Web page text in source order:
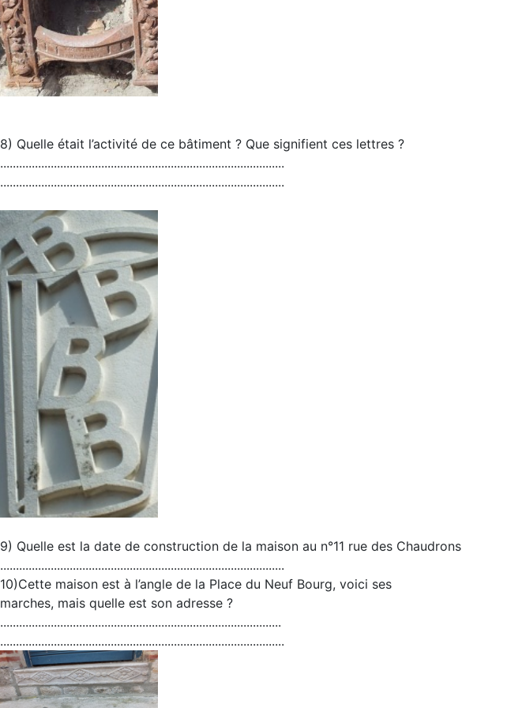
8) Quelle était l’activité de ce bâtiment ? Que signifient ces lettres ?
..........................................................................................
..........................................................................................
9) Quelle est la date de construction de la maison au n°11 rue des Chaudrons
..........................................................................................
10)Cette maison est à l’angle de la Place du Neuf Bourg, voici ses
marches, mais quelle est son adresse ?
.........................................................................................
..........................................................................................